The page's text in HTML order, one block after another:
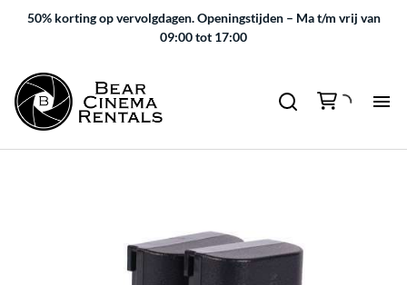
50% korting op vervolgdagen. Openingstijden – Ma t/m vrij van
09:00 tot 17:00